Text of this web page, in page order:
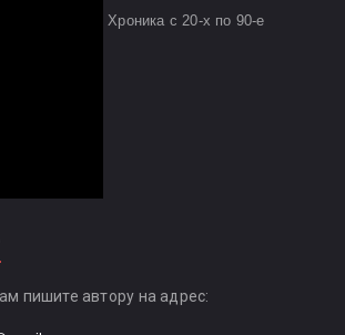
Хроника с 20-х по 90-е
пишите автору на адрес: